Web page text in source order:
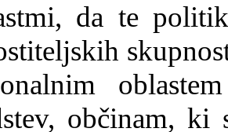
da te
občinam,